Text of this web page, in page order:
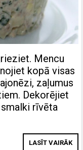
Mencu
kopā visas
zaļumus
Dekorējiet
rīvēta
LASĪT VAIRĀK